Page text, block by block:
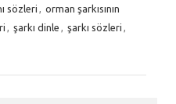
sözleri
orman şarkısının
şarkı dinle şarkı sözleri